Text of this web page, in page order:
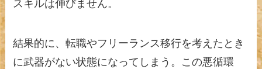
スキルは伸びません。
結果的に、転職やフリーランス移行を考えたとき
に武器がない状態になってしまう。この悪循環